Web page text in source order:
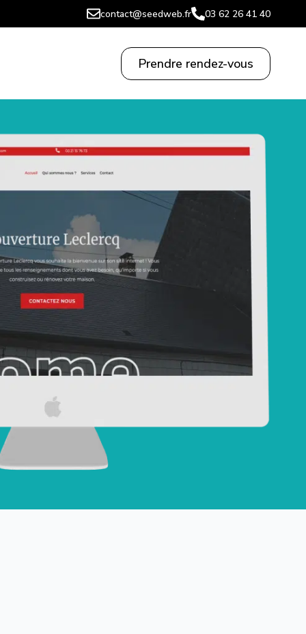
contact@seedweb.fr 03 62 26 41 40
Prendre rendez-vous